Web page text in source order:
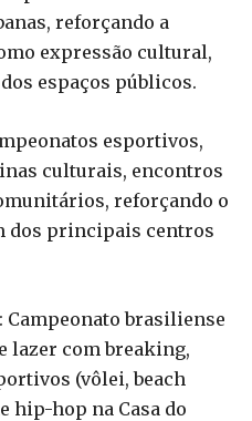
reforçando a
expressão cultural,
espaços públicos.
esportivos,
culturais, encontros
reforçando o
dos principais centros
Campeonato brasiliense
lazer com breaking,
(vôlei, beach
hip-hop na Casa do